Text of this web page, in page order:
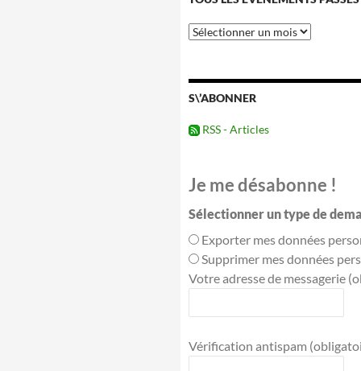
Tous
les
S\’ABONNER
RSS - Articles
Je me désabonne !
Sélectionner un type de
Exporter mes données
Supprimer mes données
Votre adresse de messagerie
Vérification antispam